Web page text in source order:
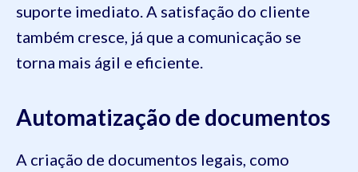
suporte imediato. A satisfação do cliente
também cresce, já que a comunicação se
torna mais ágil e eficiente.
Automatização de documentos
A criação de documentos legais, como